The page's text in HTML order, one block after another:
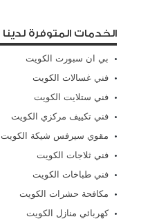
الخدمات المتوفرة لدينا
بي ان سبورت الكويت
فني غسالات الكويت
فني ستلايت الكويت
فني تكييف مركزي الكويت
مقوي سيرفس شيكة الكويت
فني ثلاجات الكويت
فني طباخات الكويت
مكافحة حشرات الكويت
كهربائي منازل الكويت